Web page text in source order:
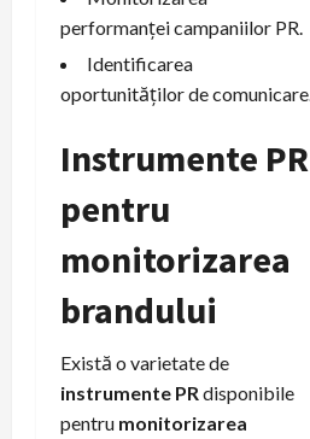
performanței campaniilor PR.
Identificarea
oportunităților de comunicare.
Instrumente PR
pentru
monitorizarea
brandului
Există o varietate de
instrumente PR disponibile
pentru monitorizarea